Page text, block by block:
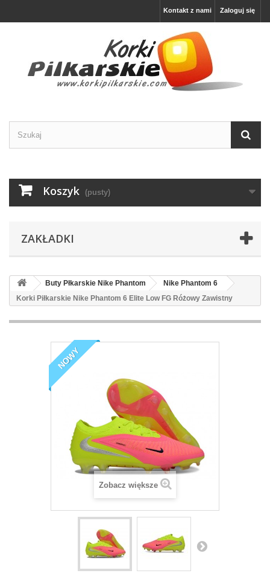
Zaloguj się
Kontakt z nami
Koszyk (pusty)
ZAKŁADKI
Buty Płkarskie Nike Phantom
Nike Phantom 6
Korki Piłkarskie Nike Phantom 6 Elite Low FG Różowy Zawistny
NOWY
Zobacz większe